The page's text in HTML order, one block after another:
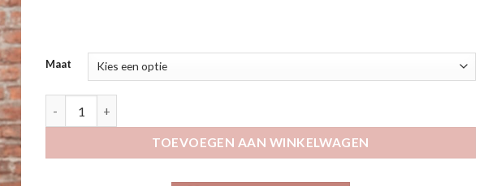
Maat
TOEVOEGEN AAN WINKELWAGEN